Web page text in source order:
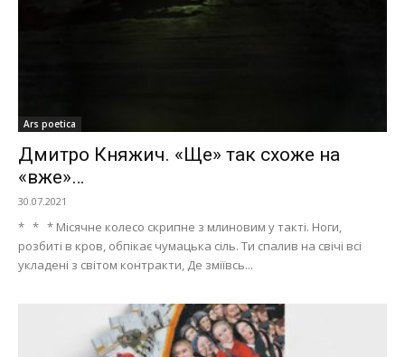
Ars poetica
Дмитро Княжич. «Ще» так схоже на
«вже»…
30.07.2021
* * * Місячне колесо скрипне з млиновим у такті. Ноги,
розбиті в кров, обпікає чумацька сіль. Ти спалив на свічі всі
укладені з світом контракти, Де зміївсь...